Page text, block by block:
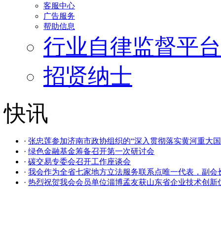
客服中心
广告服务
帮助信息
行业自律监督平台
招贤纳士
快讯
· 张忠莲参加济南市政协组织的“深入贯彻落实黄河重大
· 绿色金融基金筹备召开第一次研讨会
· 碳交易专委会召开工作座谈会
· 我会作为全省七家地方立法服务联系点唯一代表，副
· 热烈祝贺我会会员单位淄博孟友获山东省企业技术创新